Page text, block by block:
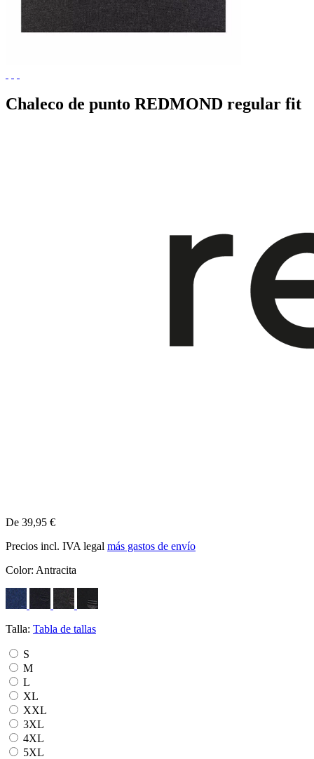
Chaleco de punto REDMOND regular fit
De 39,95 €
Precios incl. IVA legal más gastos de envío
Color: Antracita
Talla: Tabla de tallas
S
M
L
XL
XXL
3XL
4XL
5XL